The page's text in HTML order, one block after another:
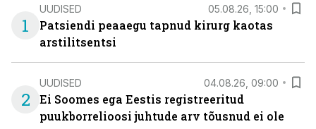
1
UUDISED 05.08.26, 15:00
Patsiendi peaaegu tapnud kirurg kaotas
arstilitsentsi
2
UUDISED 04.08.26, 09:00
Ei Soomes ega Eestis registreeritud
puukborrelioosi juhtude arv tõusnud ei ole